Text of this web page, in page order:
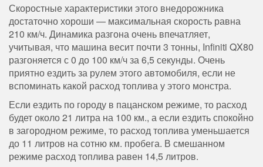
Скоростные характеристики этого внедорожника
достаточно хороши — максимальная скорость равна
210 км/ч. Динамика разгона очень впечатляет,
учитывая, что машина весит почти 3 тонны, Infiniti QX80
разгоняется с 0 до 100 км/ч за 6,5 секунды. Очень
приятно ездить за рулем этого автомобиля, если не
вспоминать какой расход топлива у этого монстра.
Если ездить по городу в пацанском режиме, то расход
будет около 21 литра на 100 км., а если ездить спокойно
в загородном режиме, то расход топлива уменьшается
до 11 литров на сотню км. пробега. В смешанном
режиме расход топлива равен 14,5 литров.